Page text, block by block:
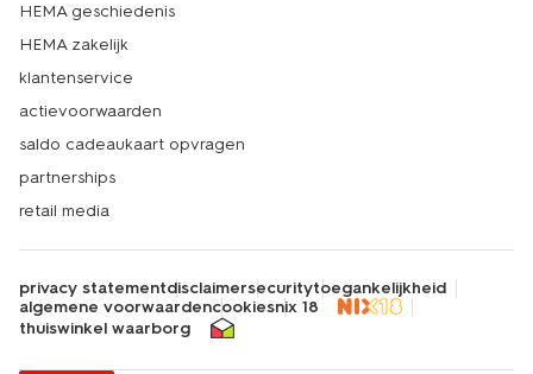
HEMA geschiedenis
HEMA zakelijk
klantenservice
actievoorwaarden
saldo cadeaukaart opvragen
partnerships
retail media
privacy statementdisclaimersecuritytoegankelijkheid
algemene voorwaardencookiesnix 18
thuiswinkel waarborg